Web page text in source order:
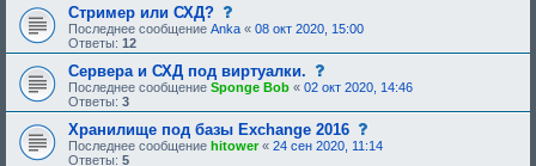
н
я
,
т
р
у
щ
е
щ
е
н
и
е
,
т
р
е
б
у
Стример или СХД?
о
о
б
щ
е
н
и
е
,
т
Последнее сообщение Anka « 08 окт 2020, 15:00
Ответы: 12
Сервера и СХД под виртуалки.
о
о
б
щ
е
н
Последнее сообщение Sponge Bob « 02 окт 2020, 14:46
Ответы: 3
Хранилище под базы Exchange 2016
о
о
Последнее сообщение hitower« 24 сен 2020, 11:14
Ответы: 5